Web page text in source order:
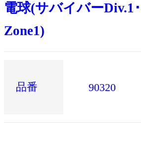
電球(サバイバーDiv.1
Zone1)
品番 90320